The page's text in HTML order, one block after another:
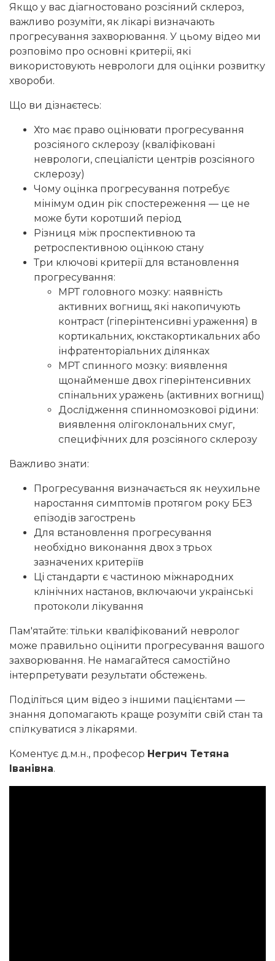
Якщо у вас діагностовано розсіяний склероз,
важливо розуміти, як лікарі визначають
прогресування захворювання. У цьому відео ми
розповімо про основні критерії, які
використовують неврологи для оцінки розвитку
хвороби.
Що ви дізнаєтесь:
Хто має право оцінювати прогресування
розсіяного склерозу (кваліфіковані
неврологи, спеціалісти центрів розсіяного
склерозу)
Чому оцінка прогресування потребує
мінімум один рік спостереження — це не
може бути коротший період
Різниця між проспективною та
ретроспективною оцінкою стану
Три ключові критерії для встановлення
прогресування:
МРТ головного мозку: наявність
активних вогнищ, які накопичують
контраст (гіперінтенсивні ураження) в
кортикальних, юкстакортикальних або
інфратенторіальних ділянках
МРТ спинного мозку: виявлення
щонайменше двох гіперінтенсивних
спінальних уражень (активних вогнищ)
Дослідження спинномозкової рідини:
виявлення олігоклональних смуг,
специфічних для розсіяного склерозу
Важливо знати:
Прогресування визначається як неухильне
наростання симптомів протягом року БЕЗ
епізодів загострень
Для встановлення прогресування
необхідно виконання двох з трьох
зазначених критеріїв
Ці стандарти є частиною міжнародних
клінічних настанов, включаючи українські
протоколи лікування
Пам'ятайте: тільки кваліфікований невролог
може правильно оцінити прогресування вашого
захворювання. Не намагайтеся самостійно
інтерпретувати результати обстежень.
Поділіться цим відео з іншими пацієнтами —
знання допомагають краще розуміти свій стан та
спілкуватися з лікарями.
Коментує д.м.н., професор Негрич Тетяна
Іванівна.